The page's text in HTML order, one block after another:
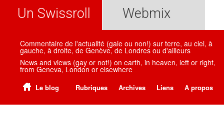
Un Swissroll Webmix
Commentaire de l'actualité (gaie ou non!) sur terre, au ciel, à
gauche, à droite, de Genève, de Londres ou d'ailleurs
News and views (gay or not!) on earth, in heaven, left or right,
from Geneva, London or elsewhere
Le blog Rubriques Archives Liens A propos